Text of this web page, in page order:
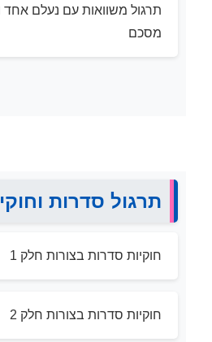
מסכם
תרגול סדרות
חוקיות סדרות בצורות חלק 1
חוקיות סדרות בצורות חלק 2